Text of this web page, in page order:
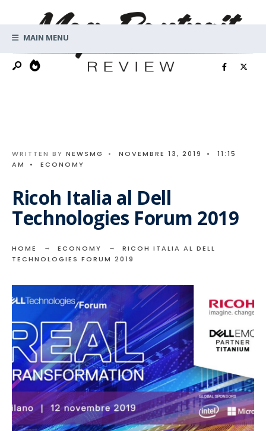
contentMAIN MENU
WRITTEN BY NEWSMG • NOVEMBRE 13, 2019 •
11:15
AM
• ECONOMY
Ricoh Italia al Dell
Technologies Forum 2019
HOME ECONOMY
RICOH ITALIA AL DELL
TECHNOLOGIES FORUM 2019